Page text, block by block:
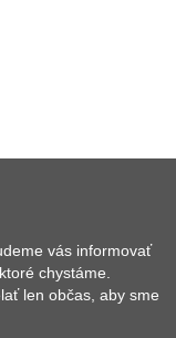
vás informovať
chystáme.
len občas, aby sme